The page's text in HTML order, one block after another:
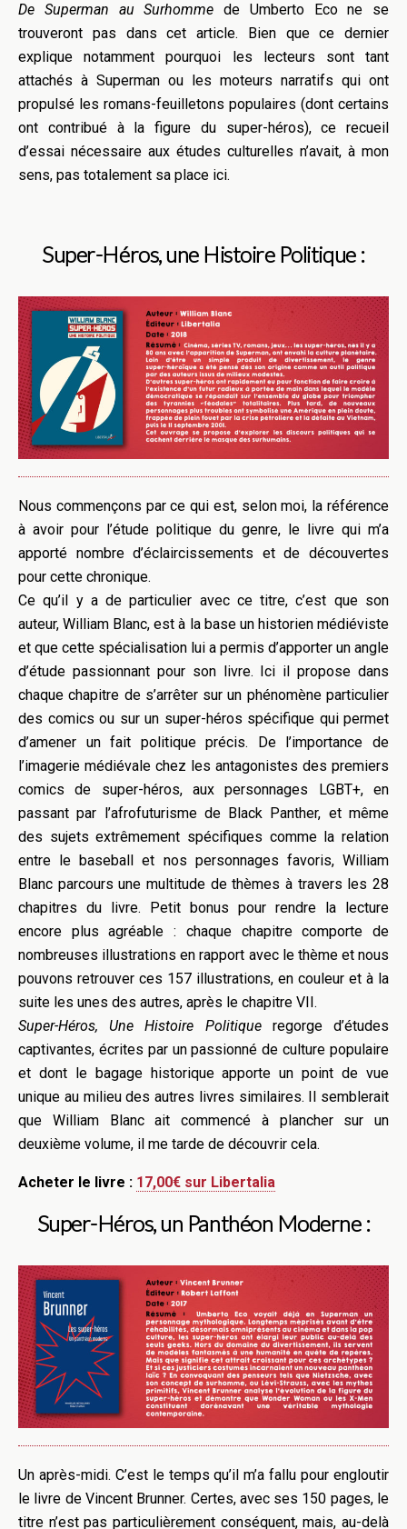
De Superman au Surhomme de Umberto Eco ne se
trouveront pas dans cet article. Bien que ce dernier
explique notamment pourquoi les lecteurs sont tant
attachés à Superman ou les moteurs narratifs qui ont
propulsé les romans-feuilletons populaires (dont certains
ont contribué à la figure du super-héros), ce recueil
d’essai nécessaire aux études culturelles n’avait, à mon
sens, pas totalement sa place ici.
Super-Héros, une Histoire Politique :
Nous commençons par ce qui est, selon moi, la référence
à avoir pour l’étude politique du genre, le livre qui m’a
apporté nombre d’éclaircissements et de découvertes
pour cette chronique.
Ce qu’il y a de particulier avec ce titre, c’est que son
auteur, William Blanc, est à la base un historien médiéviste
et que cette spécialisation lui a permis d’apporter un angle
d’étude passionnant pour son livre. Ici il propose dans
chaque chapitre de s’arrêter sur un phénomène particulier
des comics ou sur un super-héros spécifique qui permet
d’amener un fait politique précis. De l’importance de
l’imagerie médiévale chez les antagonistes des premiers
comics de super-héros, aux personnages LGBT+, en
passant par l’afrofuturisme de Black Panther, et même
des sujets extrêmement spécifiques comme la relation
entre le baseball et nos personnages favoris, William
Blanc parcours une multitude de thèmes à travers les 28
chapitres du livre. Petit bonus pour rendre la lecture
encore plus agréable : chaque chapitre comporte de
nombreuses illustrations en rapport avec le thème et nous
pouvons retrouver ces 157 illustrations, en couleur et à la
suite les unes des autres, après le chapitre VII.
Super-Héros, Une Histoire Politiqueregorge d’études
captivantes, écrites par un passionné de culture populaire
et dont le bagage historique apporte un point de vue
unique au milieu des autres livres similaires. Il semblerait
que William Blanc ait commencé à plancher sur un
deuxième volume, il me tarde de découvrir cela.
Acheter le livre : 17,00€ sur Libertalia
Super-Héros, un Panthéon Moderne :
Un après-midi. C’est le temps qu’il m’a fallu pour engloutir
le livre de Vincent Brunner. Certes, avec ses 150 pages, le
titre n’est pas particulièrement conséquent, mais, au-delà